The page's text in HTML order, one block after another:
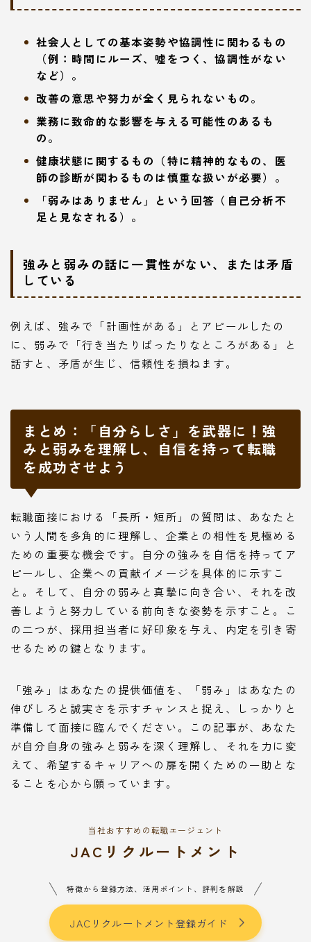
社会人としての基本姿勢や協調性に関わるもの
（例：時間にルーズ、嘘をつく、協調性がない
など）。
改善の意思や努力が全く見られないもの。
業務に致命的な影響を与える可能性のあるも
の。
健康状態に関するもの（特に精神的なもの、医
師の診断が関わるものは慎重な扱いが必要）。
「弱みはありません」という回答（自己分析不
足と見なされる）。
強みと弱みの話に一貫性がない、または矛盾
している
例えば、強みで「計画性がある」とアピールしたの
に、弱みで「行き当たりばったりなところがある」と
話すと、矛盾が生じ、信頼性を損ねます。
まとめ：「自分らしさ」を武器に！強
みと弱みを理解し、自信を持って転職
を成功させよう
転職面接における「長所・短所」の質問は、あなたと
いう人間を多角的に理解し、企業との相性を見極める
ための重要な機会です。自分の強みを自信を持ってア
ピールし、企業への貢献イメージを具体的に示すこ
と。そして、自分の弱みと真摯に向き合い、それを改
善しようと努力している前向きな姿勢を示すこと。こ
の二つが、採用担当者に好印象を与え、内定を引き寄
せるための鍵となります。
「強み」はあなたの提供価値を、「弱み」はあなたの
伸びしろと誠実さを示すチャンスと捉え、しっかりと
準備して面接に臨んでください。この記事が、あなた
が自分自身の強みと弱みを深く理解し、それを力に変
えて、希望するキャリアへの扉を開くための一助とな
ることを心から願っています。
当社おすすめの転職エージェント
JACリクルートメント
特徴から登録方法、活用ポイント、評判を解説
JACリクルートメント登録ガイド